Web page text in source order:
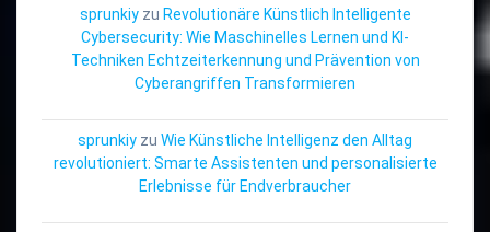
sprunkiyzu Revolutionäre Künstlich Intelligente
Cybersecurity: Wie Maschinelles Lernen und KI-
Techniken Echtzeiterkennung und Prävention von
Cyberangriffen Transformieren
sprunkiy zu Wie Künstliche Intelligenz den Alltag
revolutioniert: Smarte Assistenten und personalisierte
Erlebnisse für Endverbraucher